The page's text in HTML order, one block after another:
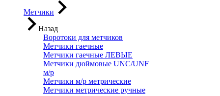
Метчики
Назад
Воротоки для метчиков
Метчики гаечные
Метчики гаечные ЛЕВЫЕ
Метчики дюймовые UNC/UNF
м/р
Метчики м/р метрические
Метчики метрические ручные